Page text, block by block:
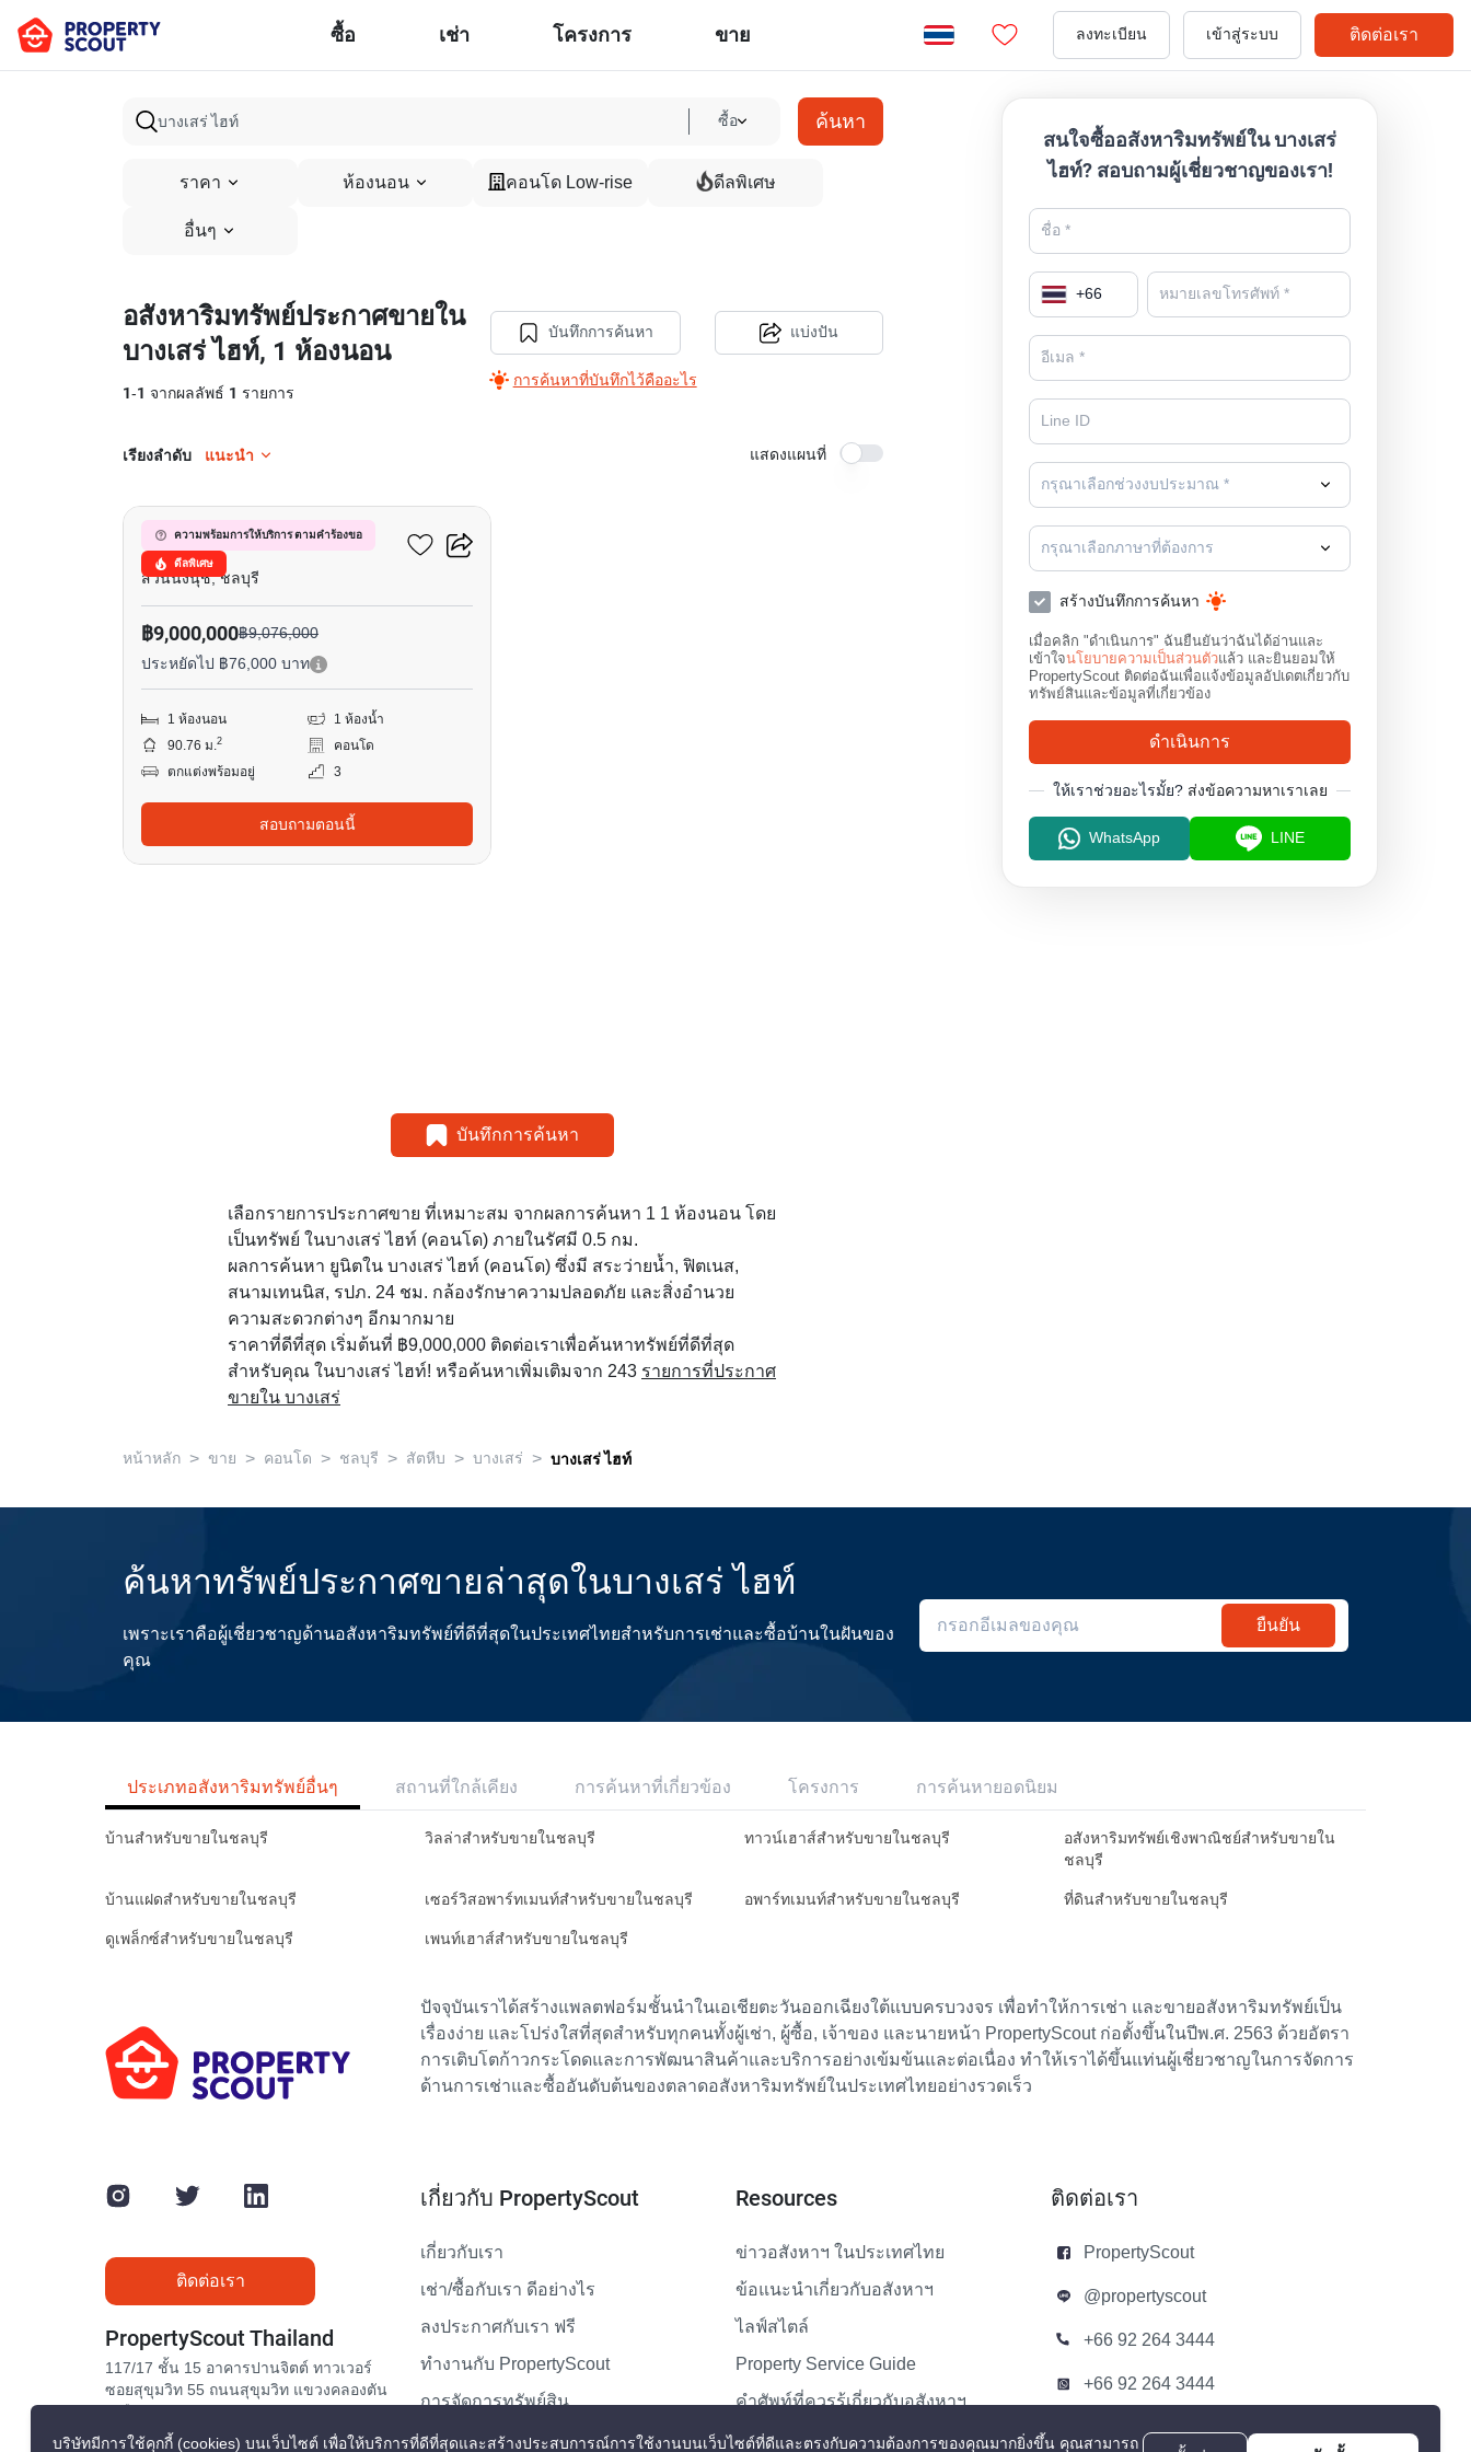
ซื้อ เช่า โครงการ ขาย ลงทะเบียน เข้าสู่ระบบ ติดต่อเรา
ซื้อ ค้นหา
ราคา ห้องนอน คอนโด Low-rise ดีลพิเศษ
อื่นๆ
อสังหาริมทรัพย์ประกาศขายใน
บางเสร่ ไฮท์, 1 ห้องนอน
1-1 จากผลลัพธ์ 1 รายการ
บันทึกการค้นหา
การค้นหาที่บันทึกไว้คืออะไร
แบ่งปัน
เรียงลำดับ แนะนำ แสดงแผนที่
ความพร้อมการให้บริการ ตามคำร้องขอ
ดีลพิเศษ
บางเสร่ ไฮท์
สวนนงนุช, ชลบุรี
฿9,000,000฿9,076,000
ประหยัดไป ฿76,000 บาท
1 ห้องนอน
1 ห้องน้ำ
90.76 ม.2
คอนโด
ตกแต่งพร้อมอยู่
3
สอบถามตอนนี้
บันทึกการค้นหา
เลือกรายการประกาศขาย ที่เหมาะสม จากผลการค้นหา 1 1 ห้องนอน โดย
เป็นทรัพย์ ในบางเสร่ ไฮท์ (คอนโด) ภายในรัศมี 0.5 กม.
ผลการค้นหา ยูนิตใน บางเสร่ ไฮท์ (คอนโด) ซึ่งมี สระว่ายน้ำ, ฟิตเนส,
สนามเทนนิส, รปภ. 24 ชม. กล้องรักษาความปลอดภัย และสิ่งอำนวย
ความสะดวกต่างๆ อีกมากมาย
ราคาที่ดีที่สุด เริ่มต้นที่ ฿9,000,000 ติดต่อเราเพื่อค้นหาทรัพย์ที่ดีที่สุด
สำหรับคุณ ในบางเสร่ ไฮท์! หรือค้นหาเพิ่มเติมจาก 243 รายการที่ประกาศ
ขายใน บางเสร่
สนใจซื้ออสังหาริมทรัพย์ใน บางเสร่
ไฮท์? สอบถามผู้เชี่ยวชาญของเรา!
+66
กรุณาเลือกช่วงงบประมาณ *
กรุณาเลือกภาษาที่ต้องการ
สร้างบันทึกการค้นหา
เมื่อคลิก "ดำเนินการ" ฉันยืนยันว่าฉันได้อ่านและ
เข้าใจนโยบายความเป็นส่วนตัวแล้ว และยินยอมให้
PropertyScout ติดต่อฉันเพื่อแจ้งข้อมูลอัปเดตเกี่ยวกับ
ทรัพย์สินและข้อมูลที่เกี่ยวข้อง
ดำเนินการ
ให้เราช่วยอะไรมั้ย? ส่งข้อความหาเราเลย
WhatsApp LINE
หน้าหลัก > ขาย > คอนโด > ชลบุรี > สัตหีบ > บางเสร่ > บางเสร่ ไฮท์
ค้นหาทรัพย์ประกาศขายล่าสุดในบางเสร่ ไฮท์
เพราะเราคือผู้เชี่ยวชาญด้านอสังหาริมทรัพย์ที่ดีที่สุดในประเทศไทยสำหรับการเช่าและซื้อบ้านในฝันของ
คุณ
ยืนยัน
ประเภทอสังหาริมทรัพย์อื่นๆ สถานที่ใกล้เคียง การค้นหาที่เกี่ยวข้อง โครงการ การค้นหายอดนิยม
บ้านสำหรับขายในชลบุรี วิลล่าสำหรับขายในชลบุรี ทาวน์เฮาส์สำหรับขายในชลบุรี
อสังหาริมทรัพย์เชิงพาณิชย์สำหรับขายใน
ชลบุรี
บ้านแฝดสำหรับขายในชลบุรี เซอร์วิสอพาร์ทเมนท์สำหรับขายในชลบุรี อพาร์ทเมนท์สำหรับขายในชลบุรี ที่ดินสำหรับขายในชลบุรี
ดูเพล็กซ์สำหรับขายในชลบุรี เพนท์เฮาส์สำหรับขายในชลบุรี
ปัจจุบันเราได้สร้างแพลตฟอร์มชั้นนำในเอเชียตะวันออกเฉียงใต้แบบครบวงจร เพื่อทำให้การเช่า และขายอสังหาริมทรัพย์เป็น
เรื่องง่าย และโปร่งใสที่สุดสำหรับทุกคนทั้งผู้เช่า, ผู้ซื้อ, เจ้าของ และนายหน้า PropertyScout ก่อตั้งขึ้นในปีพ.ศ. 2563 ด้วยอัตรา
การเติบโตก้าวกระโดดและการพัฒนาสินค้าและบริการอย่างเข้มข้นและต่อเนื่อง ทำให้เราได้ขึ้นแท่นผู้เชี่ยวชาญในการจัดการ
ด้านการเช่าและซื้ออันดับต้นของตลาดอสังหาริมทรัพย์ในประเทศไทยอย่างรวดเร็ว
ติดต่อเรา
PropertyScout Thailand
117/17 ชั้น 15 อาคารปานจิตต์ ทาวเวอร์
ซอยสุขุมวิท 55 ถนนสุขุมวิท แขวงคลองตัน
เกี่ยวกับ PropertyScout
เกี่ยวกับเรา
เช่า/ซื้อกับเรา ดีอย่างไร
ลงประกาศกับเรา ฟรี
ทำงานกับ PropertyScout
การจัดการทรัพย์สิน
ติดต่อเรา
Resources
ข่าวอสังหาฯ ในประเทศไทย
ข้อแนะนำเกี่ยวกับอสังหาฯ
ไลฟ์สไตล์
Property Service Guide
คำศัพท์ที่ควรรู้เกี่ยวกับอสังหาฯ
แผนผังเว็บไซต์
ติดต่อเรา
PropertyScout
@propertyscout
+66 92 264 3444
+66 92 264 3444
contact@propertyscout.co.th
บริษัทมีการใช้คุกกี้ (cookies) บนเว็บไซต์ เพื่อให้บริการที่ดีที่สุดและสร้างประสบการณ์การใช้งานบนเว็บไซต์ที่ดีและตรงกับความต้องการของคุณมากยิ่งขึ้น คุณสามารถ